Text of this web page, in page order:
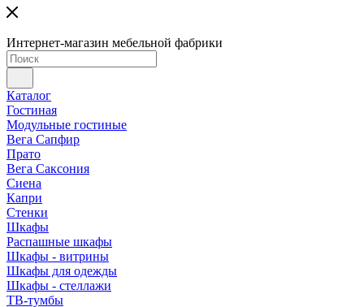
Интернет-магазин мебельной фабрики
Каталог
Гостиная
Модульные гостиные
Вега Сапфир
Прато
Вега Саксония
Сиена
Капри
Стенки
Шкафы
Распашные шкафы
Шкафы - витрины
Шкафы для одежды
Шкафы - стеллажи
ТВ-тумбы